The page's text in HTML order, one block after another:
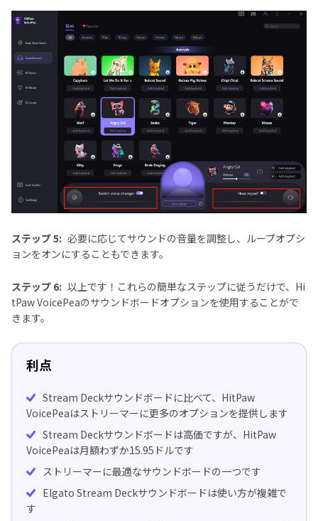
ステップ 5: 必要に応じてサウンドの音量を調整し、ループオプシ
ョンをオンにすることもできます。
ステップ 6: 以上です！これらの簡単なステップに従うだけで、Hi
tPaw VoicePeaのサウンドボードオプションを使用することがで
きます。
利点
Stream Deckサウンドボードに比べて、HitPaw
VoicePeaはストリーマーに更多のオプションを提供します
Stream Deckサウンドボードは高価ですが、HitPaw
VoicePeaは月額わずか15.95ドルです
ストリーマーに最適なサウンドボードの一つです
Elgato Stream Deckサウンドボードは使い方が複雑で
す